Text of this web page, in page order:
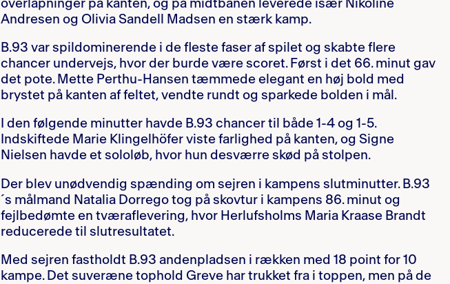
overlapninger på kanten, og på midtbanen leverede især Nikoline
Andresen og Olivia Sandell Madsen en stærk kamp.
B.93 var spildominerende i de fleste faser af spilet og skabte flere
chancer undervejs, hvor der burde være scoret. Først i det 66. minut gav
det pote. Mette Perthu-Hansen tæmmede elegant en høj bold med
brystet på kanten af feltet, vendte rundt og sparkede bolden i mål.
I den følgende minutter havde B.93 chancer til både 1-4 og 1-5.
Indskiftede Marie Klingelhöfer viste farlighed på kanten, og Signe
Nielsen havde et sololøb, hvor hun desværre skød på stolpen.
Der blev unødvendig spænding om sejren i kampens slutminutter. B.93
´s målmand Natalia Dorrego tog på skovtur i kampens 86. minut og
fejlbedømte en tværaflevering, hvor Herlufsholms Maria Kraase Brandt
reducerede til slutresultatet.
Med sejren fastholdt B.93 andenpladsen i rækken med 18 point for 10
kampe. Det suveræne tophold Greve har trukket fra i toppen, men på de